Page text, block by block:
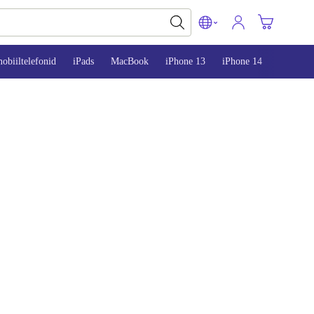
iPads MacBook iPhone 13 iPhone 14